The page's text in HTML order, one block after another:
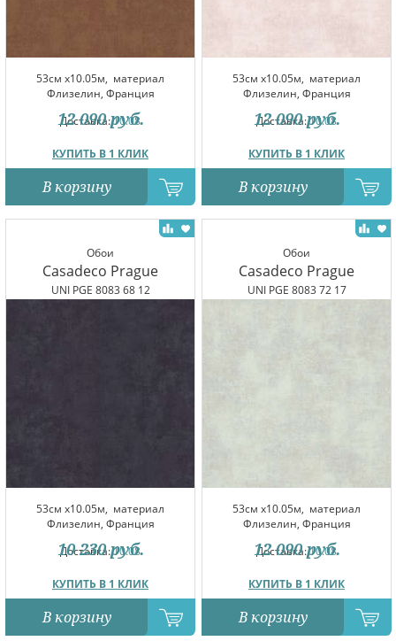
53см x10.05м, материал
Флизелин, Франция
Доставка:10.08
КУПИТЬ В 1 КЛИК
12 090 руб.
В корзину
53см x10.05м, материал
Флизелин, Франция
Доставка:10.08
КУПИТЬ В 1 КЛИК
12 090 руб.
В корзину
Обои
Casadeco Prague
UNI PGE 8083 68 12
53см x10.05м, материал
Флизелин, Франция
Доставка:10.08
КУПИТЬ В 1 КЛИК
10 230 руб.
В корзину
Обои
Casadeco Prague
UNI PGE 8083 72 17
53см x10.05м, материал
Флизелин, Франция
Доставка:10.08
КУПИТЬ В 1 КЛИК
12 090 руб.
В корзину